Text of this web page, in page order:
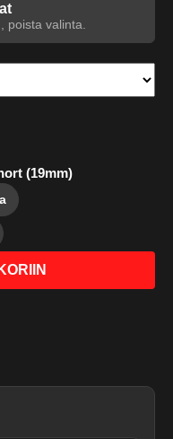
poista valinta.
(19mm)